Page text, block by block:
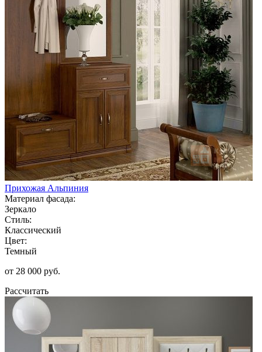
Прихожая Альпиния
Материал фасада:
Зеркало
Стиль:
Классический
Цвет:
Темный
от 28 000 руб.
Рассчитать